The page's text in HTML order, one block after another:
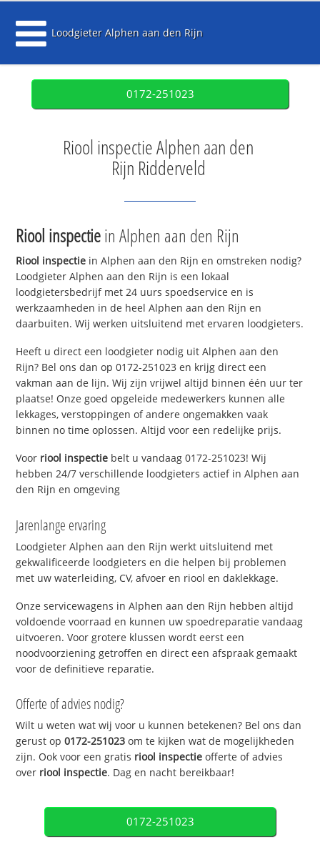
Loodgieter Alphen aan den Rijn
0172-251023
Riool inspectie Alphen aan den
Rijn Ridderveld
Riool inspectiein Alphen aan den Rijn
Riool inspectie in Alphen aan den Rijn en omstreken nodig?
Loodgieter Alphen aan den Rijn is een lokaal
loodgietersbedrijf met 24 uurs spoedservice en is
werkzaamheden in de heel Alphen aan den Rijn en
daarbuiten. Wij werken uitsluitend met ervaren loodgieters.
Heeft u direct een loodgieter nodig uit Alphen aan den
Rijn? Bel ons dan op 0172-251023 en krijg direct een
vakman aan de lijn. Wij zijn vrijwel altijd binnen één uur ter
plaatse! Onze goed opgeleide medewerkers kunnen alle
lekkages, verstoppingen of andere ongemakken vaak
binnen no time oplossen. Altijd voor een redelijke prijs.
Voor riool inspectie belt u vandaag 0172-251023! Wij
hebben 24/7 verschillende loodgieters actief in Alphen aan
den Rijn en omgeving
Jarenlange ervaring
Loodgieter Alphen aan den Rijn werkt uitsluitend met
gekwalificeerde loodgieters en die helpen bij problemen
met uw waterleiding, CV, afvoer en riool en daklekkage.
Onze servicewagens in Alphen aan den Rijn hebben altijd
voldoende voorraad en kunnen uw spoedreparatie vandaag
uitvoeren. Voor grotere klussen wordt eerst een
noodvoorziening getroffen en direct een afspraak gemaakt
voor de definitieve reparatie.
Offerte of advies nodig?
Wilt u weten wat wij voor u kunnen betekenen? Bel ons dan
gerust op0172-251023 om te kijken wat de mogelijkheden
zijn. Ook voor een gratis riool inspectie offerte of advies
over riool inspectie. Dag en nacht bereikbaar!
0172-251023